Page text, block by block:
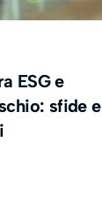
ESG e
sfide e